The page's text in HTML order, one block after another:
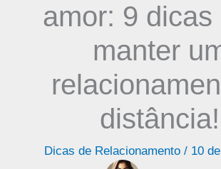
amor: 9 dicas
manter
distância!
Dicas de Relacionamento/ 10